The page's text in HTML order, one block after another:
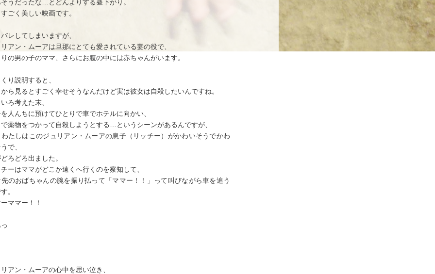
うだったな…とどんよりする昼下がり。
ごく美しい映画です。
レしてしまいますが、
アン・ムーアは旦那にとても愛されている妻の役で、
の男の子のママ、さらにお腹の中には赤ちゃんがいます。
り説明すると、
ら見るとすごく幸せそうなんだけど実は彼女は自殺したいんですね。
ろ考えた末、
人んちに預けてひとりで車でホテルに向かい、
薬物をつかって自殺しようとする…というシーンがあるんですが、
たしはこのジュリアン・ムーアの息子（リッチー）がかわいそうでかわ
で、
ろどろ出ました。
ーはママがどこか遠くへ行くのを察知して、
のおばちゃんの腕を振り払って「ママー！！」って叫びながら車を追う
。
ママー！！
アン・ムーアの心中を思い泣き、